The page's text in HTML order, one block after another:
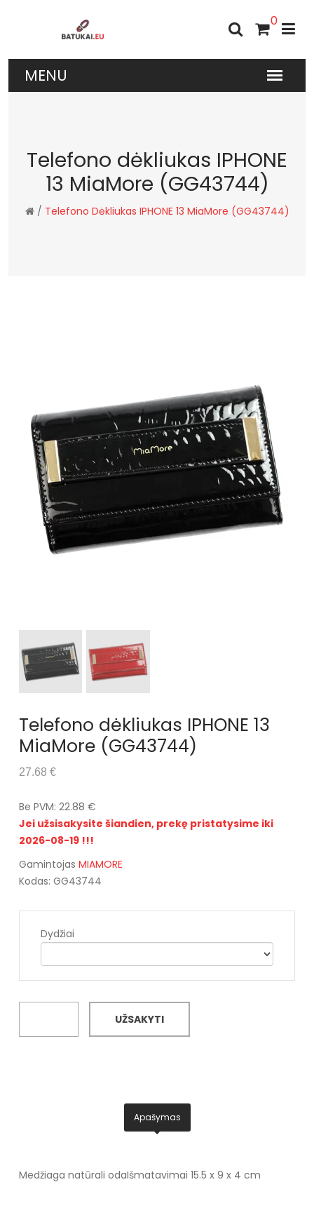
0
Telefono dėkliukas IPHONE
13 MiaMore (GG43744)
/ Telefono Dėkliukas IPHONE 13 MiaMore (GG43744)
Telefono dėkliukas IPHONE 13
MiaMore (GG43744)
27.68 €
Be PVM: 22.88 €
Jei užsisakysite šiandien, prekę pristatysime iki
2026-08-19 !!!
Gamintojas MIAMORE
Kodas: GG43744
Dydžiai
UŽSAKYTI
Apašymas
Medžiaga natūrali odaIšmatavimai 15.5 x 9 x 4 cm